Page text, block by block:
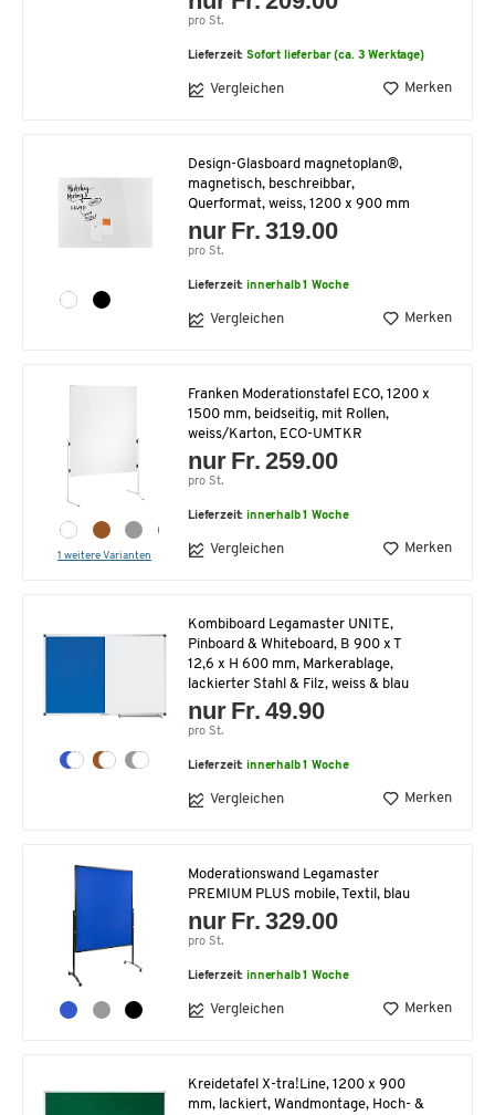
pro St.
Lieferzeit:Sofort lieferbar (ca. 3 Werktage)
Vergleichen Merken
Design-Glasboard magnetoplan®,
magnetisch, beschreibbar,
Querformat, weiss, 1200 x 900 mm
nur Fr. 319.00
pro St.
Lieferzeit:innerhalb 1 Woche
Vergleichen Merken
1 weitere Varianten
Franken Moderationstafel ECO, 1200 x
1500 mm, beidseitig, mit Rollen,
weiss/Karton, ECO-UMTKR
nur Fr. 259.00
pro St.
Lieferzeit:innerhalb 1 Woche
Vergleichen Merken
Kombiboard Legamaster UNITE,
Pinboard & Whiteboard, B 900 x T
12,6 x H 600 mm, Markerablage,
lackierter Stahl & Filz, weiss & blau
nur Fr. 49.90
pro St.
Lieferzeit:innerhalb 1 Woche
Vergleichen Merken
Moderationswand Legamaster
PREMIUM PLUS mobile, Textil, blau
nur Fr. 329.00
pro St.
Lieferzeit:innerhalb 1 Woche
Vergleichen Merken
Kreidetafel X-tra!Line, 1200 x 900
mm, lackiert, Wandmontage, Hoch- &